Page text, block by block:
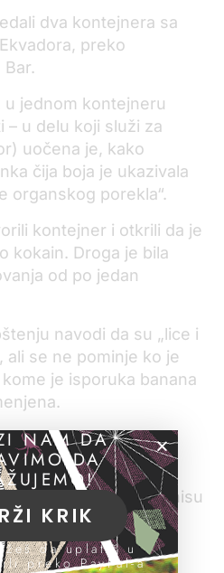
dva kontejnera sa
preko
jednom kontejneru
– u delu koji služi za
uočena je, kako
čija boja je ukazivala
organskog porekla“.
kontejner i otkrili da je
kokain. Droga je bila
od po jedan
navodi da su „lice i
ali se ne pominje ko je
je isporuka banana
nije oglasila u vezi sa
su pitanja policiji, ali nisu
NAM DA
DA
KRIK
da uplatiš u
preko PayPal-a